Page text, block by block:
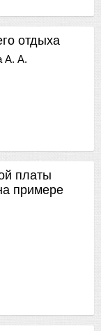
отдыха
А. А.
платы
примере